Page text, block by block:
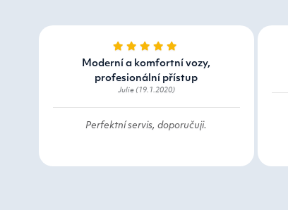
Moderní a komfortní vozy,
profesionální přístup
Julie (19.1.2020)
Perfektní servis, doporučuji.